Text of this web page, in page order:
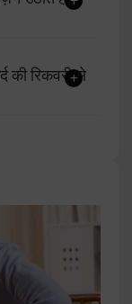
की रिकवरी से